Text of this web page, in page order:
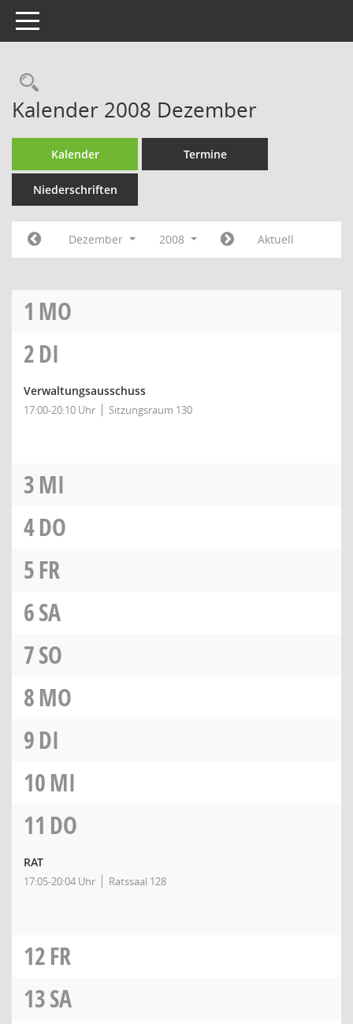
Toggle navigation
Rechercheauswahl
Kalender 2008 Dezember
Kalender Termine
Niederschriften
Dezember 2008 Aktuell
1 MO
2DI
Verwaltungsausschuss
17:00-20:10 Uhr Sitzungsraum 130
3MI
4DO
5FR
6SA
7SO
8MO
9DI
10MI
11 DO
RAT
17:05-20:04 Uhr Ratssaal 128
12FR
13SA